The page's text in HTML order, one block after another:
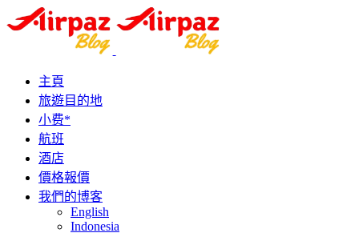
主頁
旅遊目的地
小费*
航班
酒店
價格報價
我們的博客
English
Indonesia